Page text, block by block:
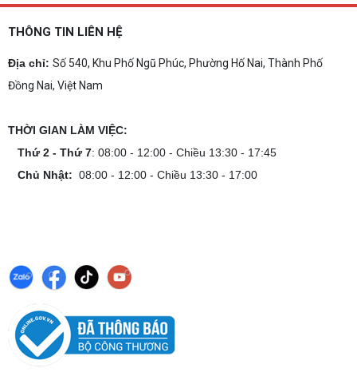
THÔNG TIN LIÊN HỆ
Địa chỉ: Số 540, Khu Phố Ngũ Phúc, Phường Hố Nai, Thành Phố
Đồng Nai, Việt Nam
THỜI GIAN LÀM VIỆC:
Thứ 2 - Thứ 7: 08:00 - 12:00 - Chiều 13:30 - 17:45
Chủ Nhật: 08:00 - 12:00 - Chiều 13:30 - 17:00